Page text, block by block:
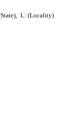
L: (Locality)